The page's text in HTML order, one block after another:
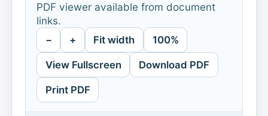
PDF viewer available from document
links.
− + Fit width 100%
View Fullscreen Download PDF
Print PDF